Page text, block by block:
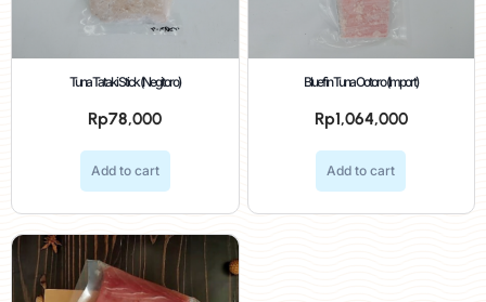
Tuna Tataki Stick (Negitoro)
Rp78,000
Add to cart
Bluefin Tuna Ootoro (Import)
Rp1,064,000
Add to cart